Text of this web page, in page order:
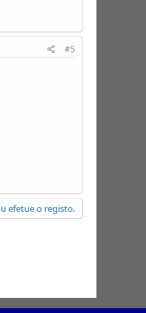
#5
efetue o registo.